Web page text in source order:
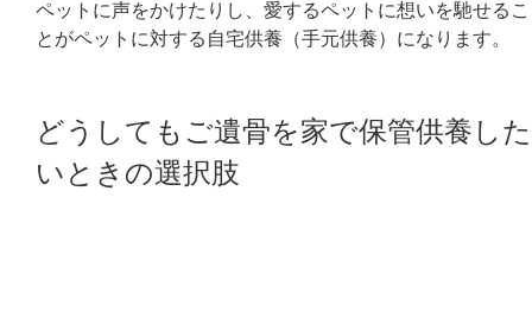
ペットに声をかけたりし、愛するペットに想いを馳せるこ
とがペットに対する自宅供養（手元供養）になります。
どうしてもご遺骨を家で保管供養した
いときの選択肢